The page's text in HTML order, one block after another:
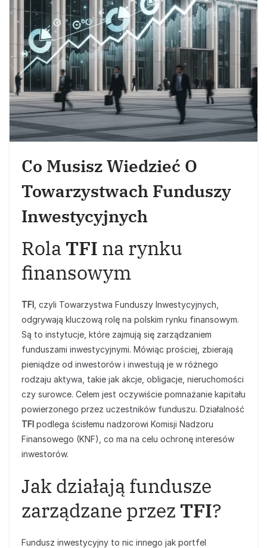
Co Musisz Wiedzieć O
Towarzystwach Funduszy
Inwestycyjnych
RolaTFI na rynku
finansowym
TFI , czyli Towarzystwa Funduszy Inwestycyjnych,
odgrywają kluczową rolę na polskim rynku finansowym.
Są to instytucje, które zajmują się zarządzaniem
funduszami inwestycyjnymi. Mówiąc prościej, zbierają
pieniądze od inwestorów i inwestują je w różnego
rodzaju aktywa, takie jak akcje, obligacje, nieruchomości
czy surowce. Celem jest oczywiście pomnażanie kapitału
powierzonego przez uczestników funduszu. Działalność
TFI podlega ścisłemu nadzorowi Komisji Nadzoru
Finansowego (KNF), co ma na celu ochronę interesów
inwestorów.
Jak działają fundusze
zarządzane przez TFI?
Fundusz inwestycyjny to nic innego jak portfel